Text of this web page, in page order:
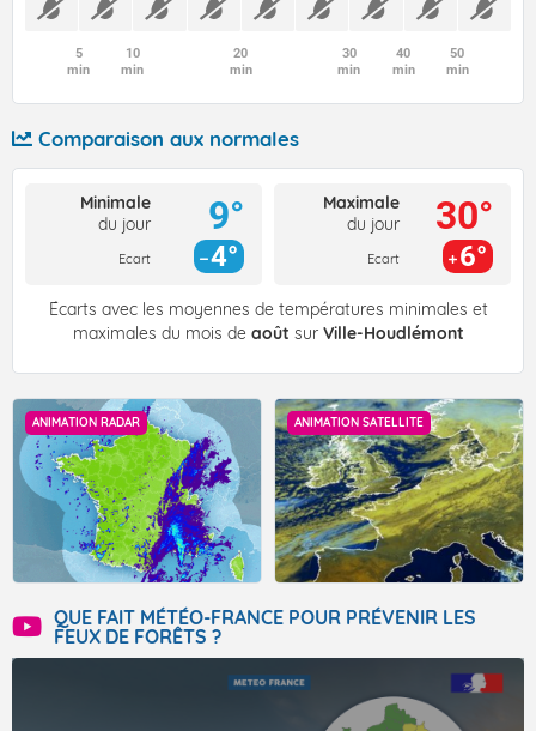
5
min
10
min
20
min
30
min
40
min
50
min
Comparaison aux normales
Minimale
du jour
Ecart
9°
4°
Maximale
du jour
Ecart
30°
6°
Écarts avec les moyennes de températures minimales et
maximales du mois de août sur Ville-Houdlémont
ANIMATION RADAR ANIMATION SATELLITE
QUE FAIT MÉTÉO-FRANCE POUR PRÉVENIR LES
FEUX DE FORÊTS ?